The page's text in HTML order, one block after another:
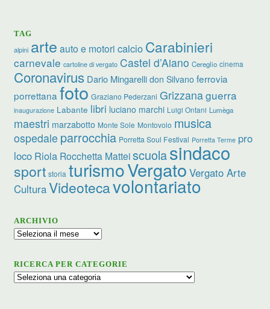
TAG
alpini arte auto e motori calcio Carabinieri
carnevale cartoline di vergato Castel d’Aiano Cereglio cinema
Coronavirus Dario Mingarelli don Silvano ferrovia
porrettana foto Graziano Pederzani Grizzanaguerra
inaugurazione Labante libri luciano marchi Luigi Ontani Lumèga
maestri marzabotto Monte Sole Montovolo musica
ospedale parrocchia Porretta Soul Festival Porretta Terme pro
loco Riola Rocchetta Matteiscuolasindaco
sport storia turismoVergato Vergato Arte
CulturaVideotecavolontariato
ARCHIVIO
Archivio
RICERCA PER CATEGORIE
Ricerca